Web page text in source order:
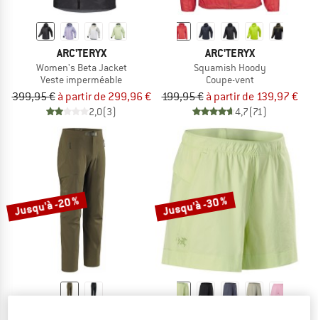
ARC'TERYX
Women's Beta Jacket
Veste imperméable
399,95 € à partir de 299,96 €
2,0(3)
ARC'TERYX
Squamish Hoody
Coupe-vent
199,95 € à partir de 139,97 €
4,7(71)
Jusqu'à -20 % Jusqu'à -30 %